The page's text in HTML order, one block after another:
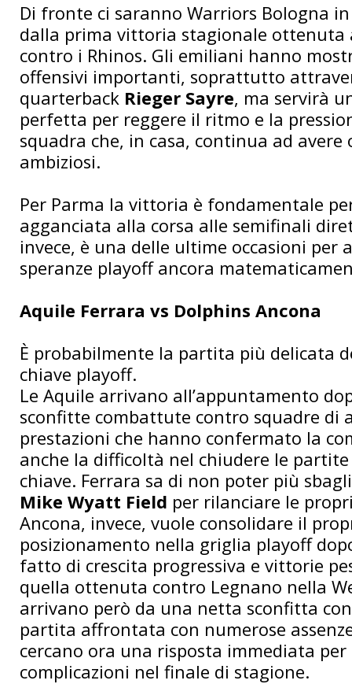
Di fronte ci saranno Warriors Bologna
dalla prima vittoria stagionale ottenuta
contro i Rhinos. Gli emiliani hanno
offensivi importanti, soprattutto
quarterback Rieger Sayre, ma servirà
perfetta per reggere il ritmo e la
squadra che, in casa, continua ad
ambiziosi.
Per Parma la vittoria è fondamentale
agganciata alla corsa alle semifinali
invece, è una delle ultime occasioni per
speranze playoff ancora
Aquile Ferrara vs Dolphins Ancona
È probabilmente la partita più delicata
chiave playoff.
Le Aquile arrivano all’appuntamento
sconfitte combattute contro squadre di
prestazioni che hanno confermato la
anche la difficoltà nel chiudere le
chiave. Ferrara sa di non poter più
Mike Wyatt Field per rilanciare le
Ancona, invece, vuole consolidare il
posizionamento nella griglia playoff
fatto di crescita progressiva e vittorie
quella ottenuta contro Legnano nella
arrivano però da una netta sconfitta
partita affrontata con numerose
cercano ora una risposta immediata
complicazioni nel finale di stagione.